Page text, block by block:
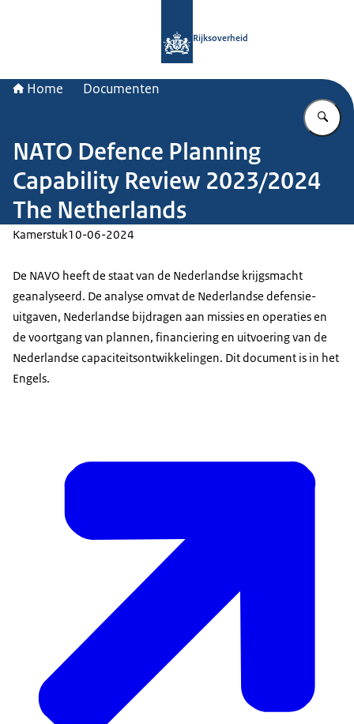
Rijksoverheid
Home Documenten
NATO Defence Planning
Capability Review 2023/2024
The Netherlands
Kamerstuk10-06-2024
De NAVO heeft de staat van de Nederlandse krijgsmacht
geanalyseerd. De analyse omvat de Nederlandse defensie-
uitgaven, Nederlandse bijdragen aan missies en operaties en
de voortgang van plannen, financiering en uitvoering van de
Nederlandse capaciteitsontwikkelingen. Dit document is in het
Engels.